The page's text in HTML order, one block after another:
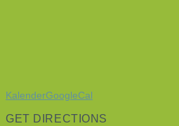
KalenderGoogleCal
GET DIRECTIONS